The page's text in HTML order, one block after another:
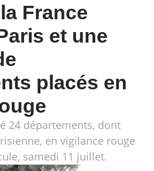
France
et une
placés en
24 départements, dont
en vigilance rouge
samedi 11 juillet.